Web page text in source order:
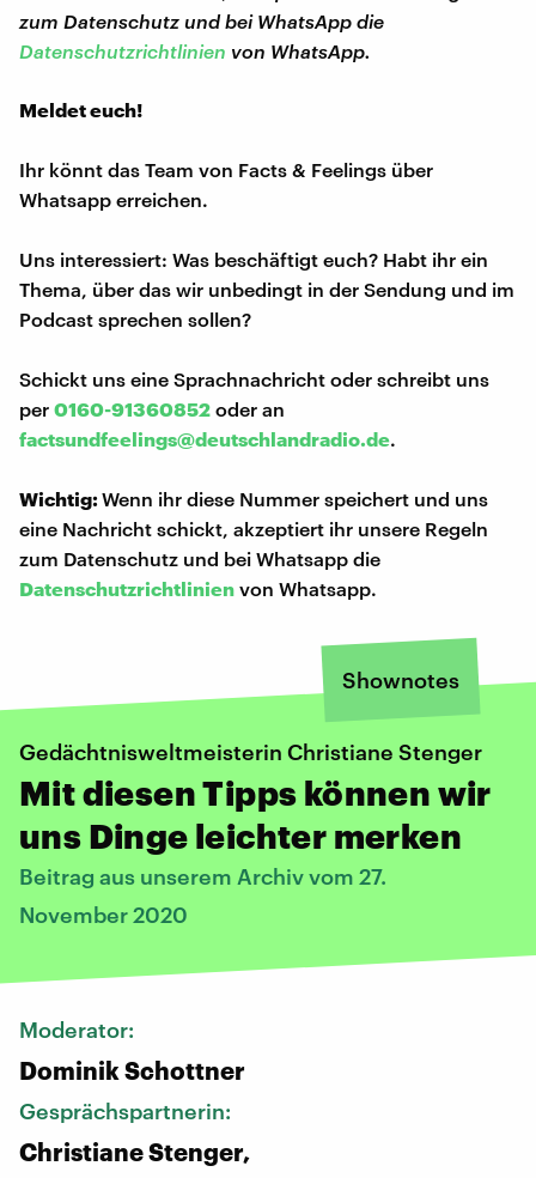
zum Datenschutz und bei WhatsApp die
Datenschutzrichtlinien von WhatsApp.
Meldet euch!
Ihr könnt das Team von Facts & Feelings über
Whatsapp erreichen.
Uns interessiert: Was beschäftigt euch? Habt ihr ein
Thema, über das wir unbedingt in der Sendung und im
Podcast sprechen sollen?
Schickt uns eine Sprachnachricht oder schreibt uns
per 0160-91360852 oder an
factsundfeelings@deutschlandradio.de.
Wichtig:Wenn ihr diese Nummer speichert und uns
eine Nachricht schickt, akzeptiert ihr unsere Regeln
zum Datenschutz und bei Whatsapp die
Datenschutzrichtlinien von Whatsapp.
Shownotes
Gedächtnisweltmeisterin Christiane Stenger
Mit diesen Tipps können wir
uns Dinge leichter merken
Beitrag aus unserem Archiv vom 27.
November 2020
Moderator:
Dominik Schottner
Gesprächspartnerin:
Christiane Stenger,